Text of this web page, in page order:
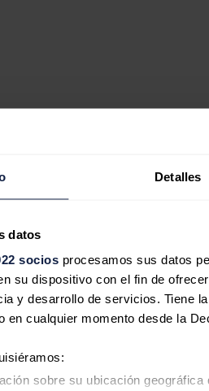
Detalles
datos
sociosprocesamos sus datos
su dispositivo con el fin de
y desarrollo de servicios. Tiene
en cualquier momento desde la
sobre su ubicación